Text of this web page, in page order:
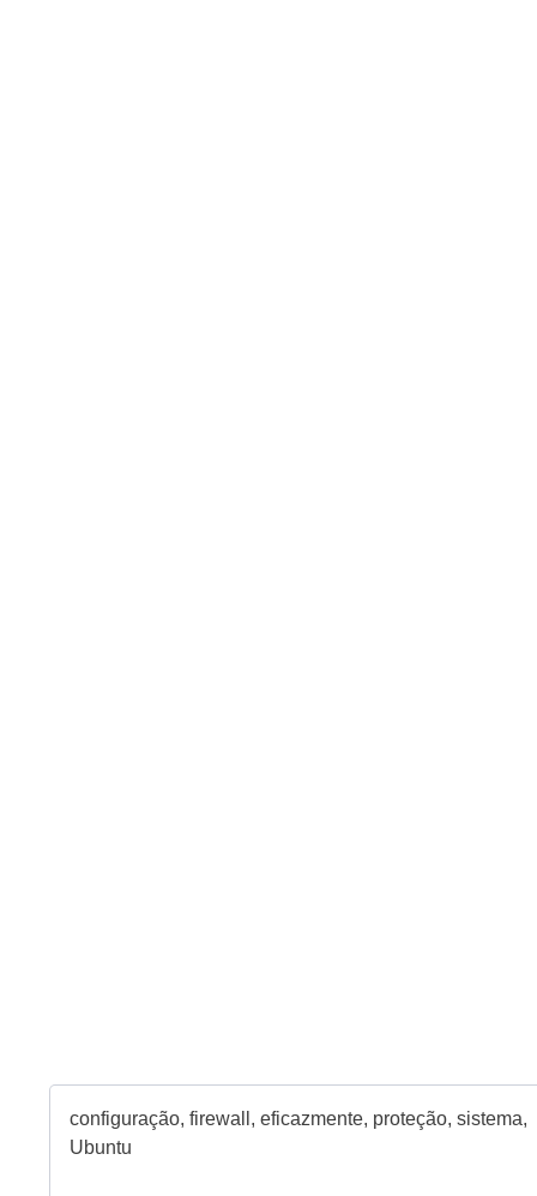
configuração, firewall , eficazmente, proteção, sistema,
Ubuntu